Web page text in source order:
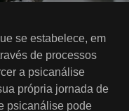
se estabelece, em
de processos
a psicanálise
própria jornada de
psicanálise pode